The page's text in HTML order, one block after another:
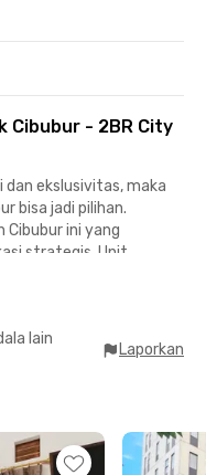
Cibubur - 2BR City
dan ekslusivitas, maka
bisa jadi pilihan.
Cibubur ini yang
strategis. Unit
kamarnya sudah
room, dan dapur
Cibubur - 2BR City
yang menghemat
lain
Laporkan